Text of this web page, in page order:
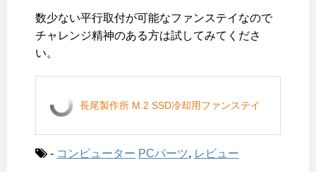
数少ない平行取付が可能なファンステイなので
チャレンジ精神のある方は試してみてくださ
い。
長尾製作所 M.2 SSD冷却用ファンステイ
- コンピューター PCパーツ, レビュー